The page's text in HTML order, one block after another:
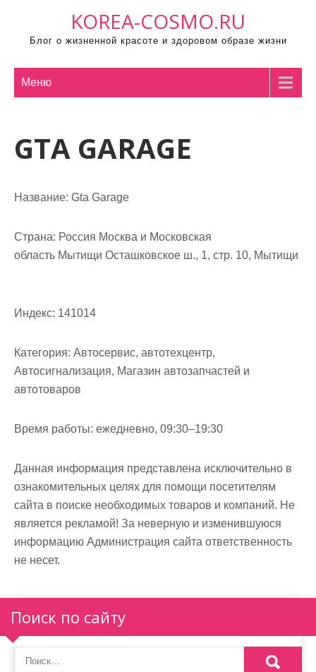
KOREA-COSMO.RU
Блог о жизненной красоте и здоровом образе жизни
Меню
GTA GARAGE
Название: Gta Garage
Страна: Россия Москва и Московская
область Мытищи Осташковское ш., 1, стр. 10, Мытищи
Индекс: 141014
Категория: Автосервис, автотехцентр,
Автосигнализация, Магазин автозапчастей и
автотоваров
Время работы: ежедневно, 09:30–19:30
Данная информация представлена исключительно в
ознакомительных целях для помощи посетителям
сайта в поиске необходимых товаров и компаний. Не
является рекламой! За неверную и изменившуюся
информацию Администрация сайта ответственность
не несет.
Поиск по сайту